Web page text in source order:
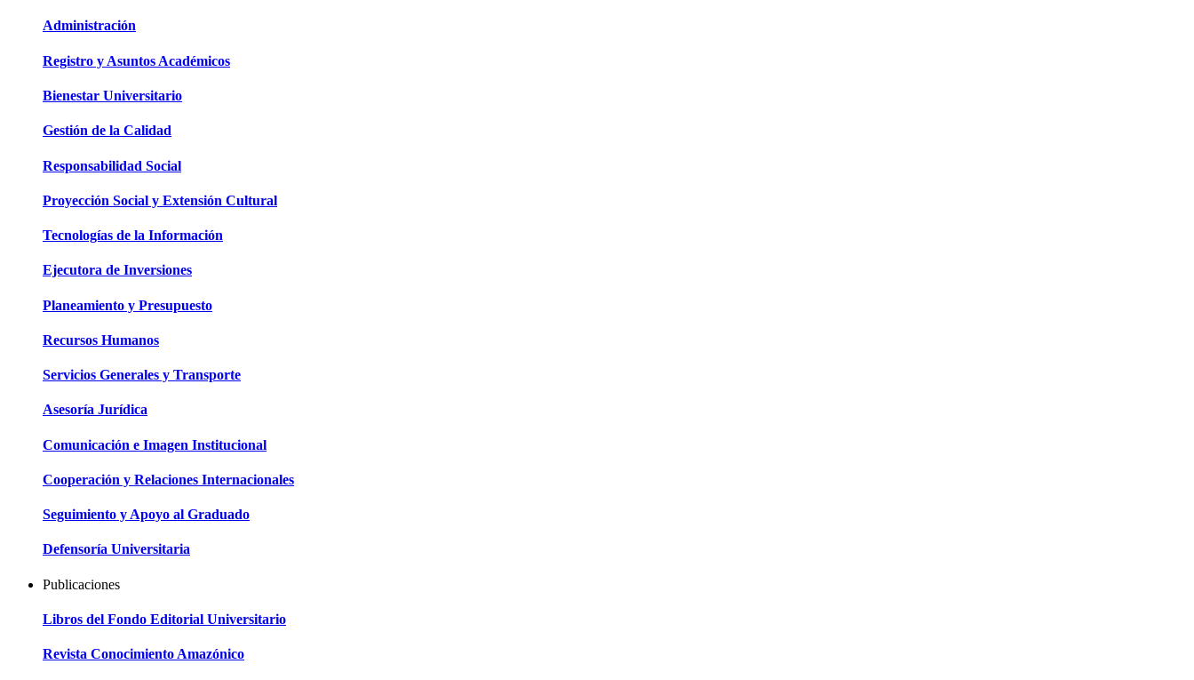
Administración
Registro y Asuntos Académicos
Bienestar Universitario
Gestión de la Calidad
Responsabilidad Social
Proyección Social y Extensión Cultural
Tecnologías de la Información
Ejecutora de Inversiones
Planeamiento y Presupuesto
Recursos Humanos
Servicios Generales y Transporte
Asesoría Jurídica
Comunicación e Imagen Institucional
Cooperación y Relaciones Internacionales
Seguimiento y Apoyo al Graduado
Defensoría Universitaria
Publicaciones
Libros del Fondo Editorial Universitario
Revista Conocimiento Amazónico